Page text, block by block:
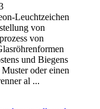
Leuchtzeichen
von
von
und Biegens
oder einen
al ...